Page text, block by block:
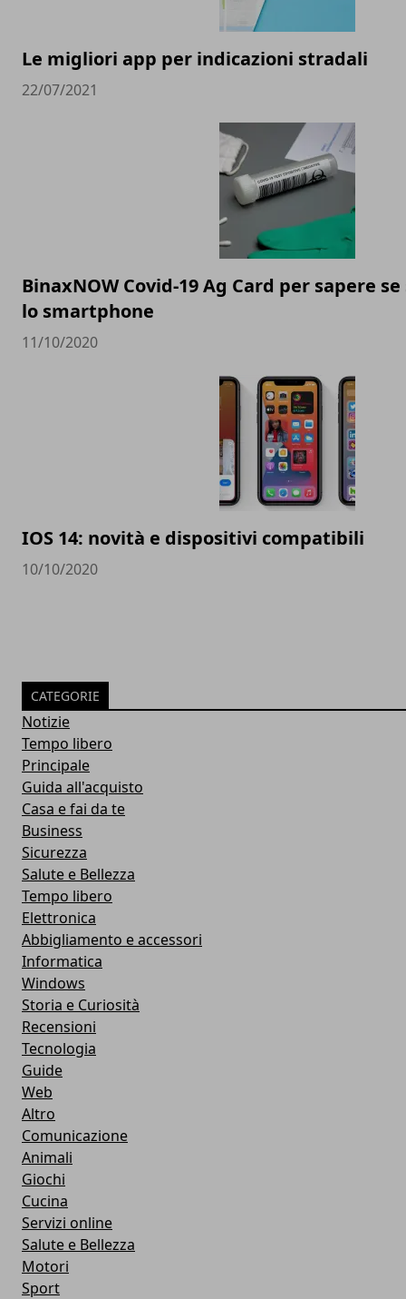
Le migliori app per indicazioni stradali
22/07/2021
BinaxNOW Covid-19 Ag Card per sapere
lo smartphone
11/10/2020
IOS 14: novità e dispositivi compatibili
10/10/2020
CATEGORIE
Notizie
Tempo libero
Principale
Guida all'acquisto
Casa e fai da te
Business
Sicurezza
Salute e Bellezza
Tempo libero
Elettronica
Abbigliamento e accessori
Informatica
Windows
Storia e Curiosità
Recensioni
Tecnologia
Guide
Web
Altro
Comunicazione
Animali
Giochi
Cucina
Servizi online
Salute e Bellezza
Motori
Sport